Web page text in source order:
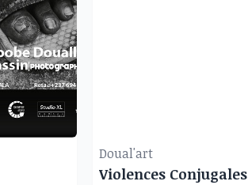
Doual'art
Violences Conjugales